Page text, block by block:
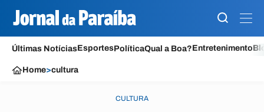
Últimas NotíciasEsportesPolíticaQual a Boa?Entretenimento
Home>cultura
CULTURA